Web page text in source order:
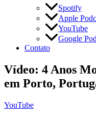
Spotify
Apple
YouTube
Google
Contato
Vídeo: 4 Anos
em Porto,
YouTube